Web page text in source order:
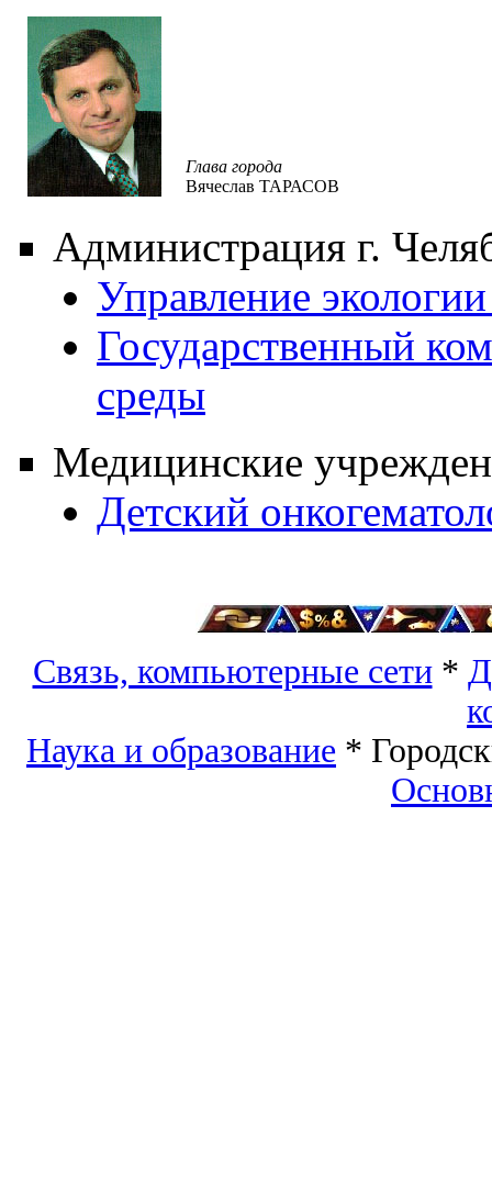
Глава города
Вячеслав ТАРАСОВ
Администрация г.
Управление
Государственный
среды
Медицинские
Детский
Связь, компьютерные сети*
Наука и образование *